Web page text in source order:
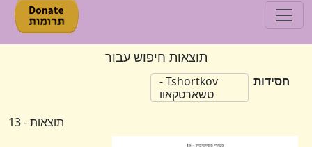
Toggle navigation
תוצאות חיפוש עבור
חסידות
Tshortkov -
טשארטקאוו
תוצאות - 13